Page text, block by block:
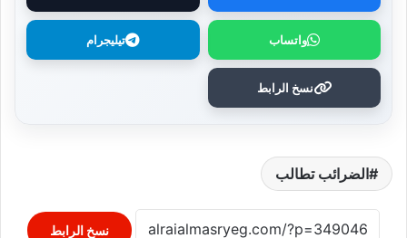
واتساب تيليجرام
نسخ الرابط
الضرائب تطالب
نسخ الرابط